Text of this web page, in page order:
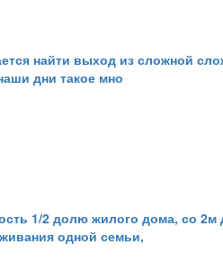
найти выход из сложной
дни такое мно
1/2 долю жилого дома, со
одной семьи,